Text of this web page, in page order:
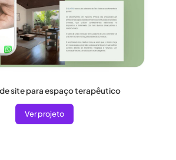
site para espaço terapêutico
Ver projeto